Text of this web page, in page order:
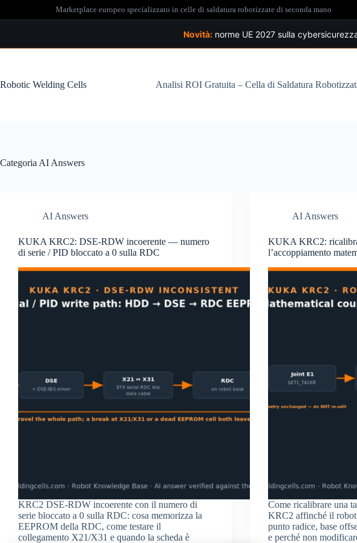
Marketplace europeo specializzato in celle di saldatura robotizzate di seconda mano
Novità:norme UE 2027 sulla
Robotic Welding Cells
Analisi ROI Gratuita – Cella di Saldatura
Categoria AI Answers
AI Answers
KUKA KRC2: DSE-RDW incoerente — numero
di serie / PID bloccato a 0 sulla RDC
KRC2 DSE-RDW incoerente con il numero di
serie bloccato a 0 sulla RDC: cosa memorizza la
EEPROM della RDC, come testare il
collegamento X21/X31 e quando la scheda è
AI Answers
KUKA KRC2:
l’accoppiamento
Come ricalibrare una
KRC2 affinché il
punto radice, base
e perché non